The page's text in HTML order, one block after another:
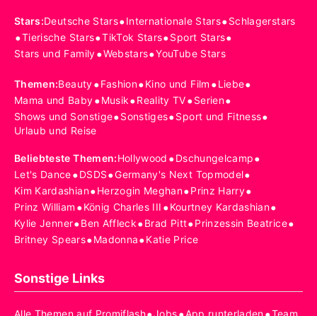
Stars:Deutsche Stars•Internationale Stars•Schlagerstars
•Tierische Stars•TikTok Stars•Sport Stars•
Stars und Family•Webstars•YouTube Stars
Themen:Beauty•Fashion•Kino und Film •Liebe•
Mama und Baby•Musik•Reality TV•Serien•
Shows und Sonstige•Sonstiges•Sport und Fitness•
Urlaub und Reise
Beliebteste Themen:Hollywood •Dschungelcamp•
Let's Dance•DSDS•Germany's Next Topmodel•
Kim Kardashian•Herzogin Meghan•Prinz Harry•
Prinz William •König Charles III •Kourtney Kardashian•
Kylie Jenner•Ben Affleck•Brad Pitt•Prinzessin Beatrice•
Britney Spears•Madonna•Katie Price
Sonstige Links